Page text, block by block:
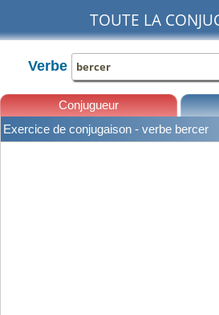
TOUTE LA
Verbe
Conjugueur
Exercice de conjugaison - verbe bercer